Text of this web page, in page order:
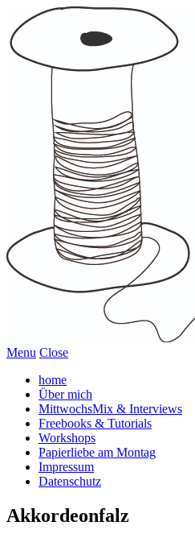
Menu Close
home
Über mich
MittwochsMix & Interviews
Freebooks & Tutorials
Workshops
Papierliebe am Montag
Impressum
Datenschutz
Akkordeonfalz